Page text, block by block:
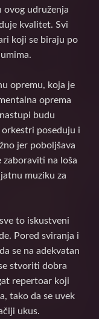
ovog udruženja
kvalitet. Svi
koji se biraju po
opremu, koja je
oprema
budu
poseduju i
jer poboljšava
na loša
muziku za
to iskustveni
Pored sviranja i
se na adekvatan
stvoriti dobra
repertoar koji
tako da se uvek
ukus.